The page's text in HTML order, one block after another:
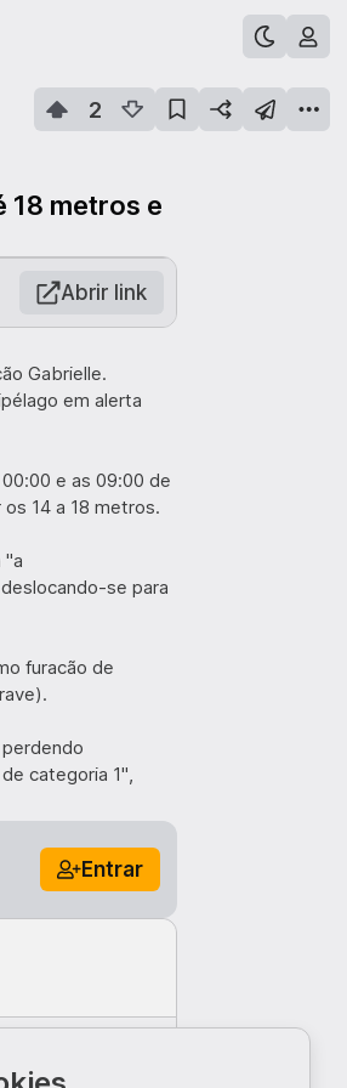
2
18 metros e
Abrir link
Gabrielle.
em alerta
e as 09:00 de
14 a 18 metros.
"a
se para
furacão de
categoria 1",
Entrar